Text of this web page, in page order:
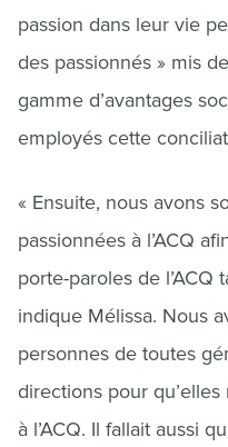
passion dans leur vie
des passionnés » mis
gamme d’avantages
employés cette
« Ensuite, nous avons
passionnées à l’ACQ
porte-paroles de l’ACQ
indique Mélissa. Nous
personnes de toutes
directions pour
à l’ACQ. Il fallait aussi